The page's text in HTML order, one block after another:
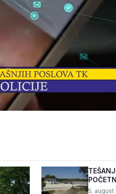
UHAPŠEN
OD 40.000
5. august